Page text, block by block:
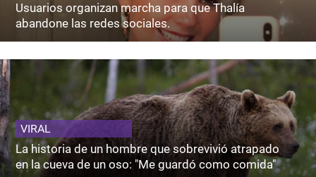
Usuarios organizan marcha para que Thalía
abandone las redes sociales.
VIRAL
La historia de un hombre que sobrevivió atrapado
en la cueva de un oso: "Me guardó como comida"